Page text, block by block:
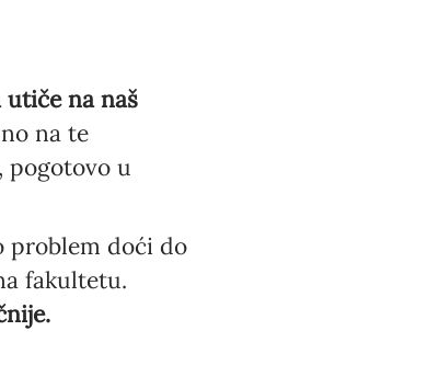
na naš
na te
pogotovo u
problem doći do
fakultetu.